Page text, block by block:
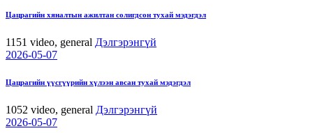
Цацрагийн хяналтын ажилтан солигдсон тухай мэдэгдэл
1151 video, general Дэлгэрэнгүй
2026-05-07
Цацрагийн үүсгүүрийн хүлээн авсан тухай мэдэгдэл
1052 video, general Дэлгэрэнгүй
2026-05-07